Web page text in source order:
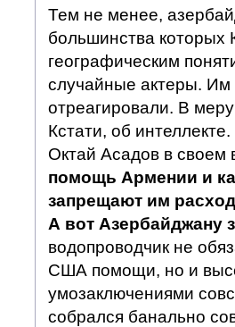
Тем не менее,
большинства которых
географическим
случайные актеры. Им
отреагировали. В
Кстати, об
Октай Асадов в своем
помощь Армении и
запрещают им
А вот Азербайджану
водопроводчик не
США помощи, но и
умозаключениями
собрался банально